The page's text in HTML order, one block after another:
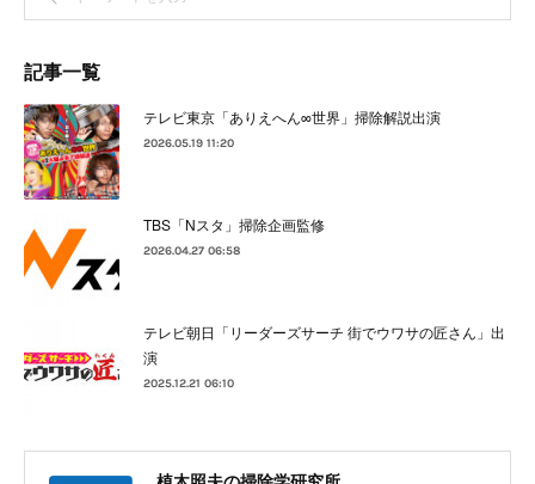
記事一覧
テレビ東京「ありえへん∞世界」掃除解説出演
2026.05.19 11:20
TBS「Nスタ」掃除企画監修
2026.04.27 06:58
テレビ朝日「リーダーズサーチ 街でウワサの匠さん」出
演
2025.12.21 06:10